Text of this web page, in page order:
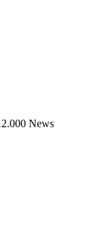
News